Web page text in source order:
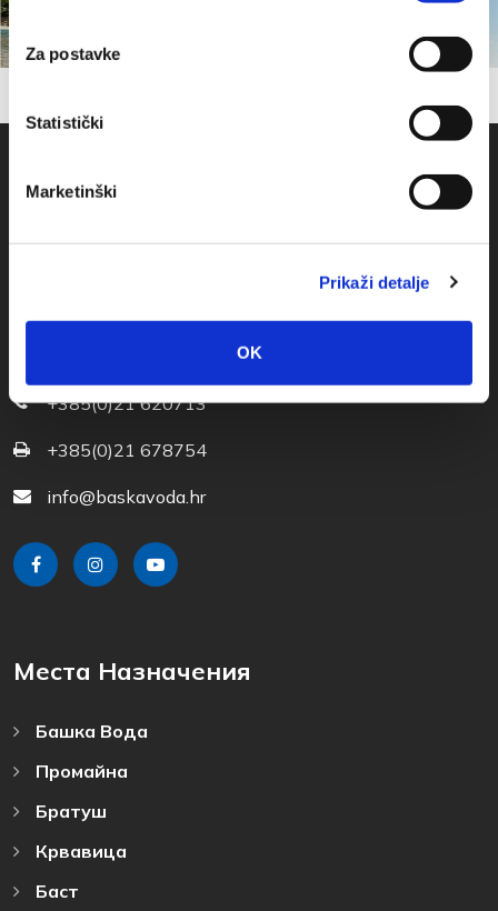
Za postavke
Statistički
Marketinški
Prikaži detalje
OK
Obala sv. Nikole 31, Baška Voda
+385(0)21 620713
+385(0)21 678754
info@baskavoda.hr
Места Назначения
Башка Bода
Промайна
Братуш
Крвавица
Баст